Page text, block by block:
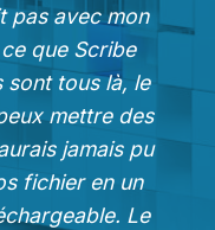
pas avec mon
que Scribe
sont tous là, le
mettre des
jamais pu
fichier en un
Le